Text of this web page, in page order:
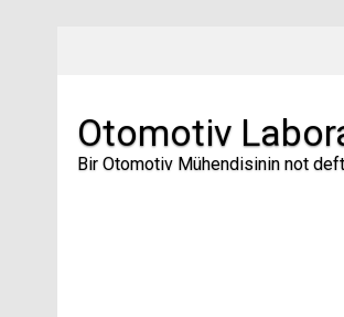
Otomotiv
Bir Otomotiv Mühendisinin not